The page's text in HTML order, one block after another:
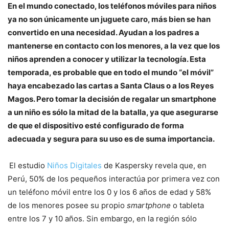
En el mundo conectado, los teléfonos móviles para niños
ya no son únicamente un juguete caro, más bien se han
convertido en una necesidad. Ayudan a los padres a
mantenerse en contacto con los menores, a la vez que los
niños aprenden a conocer y utilizar la tecnología. Esta
temporada, es probable que en todo el mundo “el móvil”
haya encabezado las cartas a Santa Claus o a los Reyes
Magos. Pero tomar la decisión de regalar un smartphone
a un niño es sólo la mitad de la batalla, ya que asegurarse
de que el dispositivo esté configurado de forma
adecuada y segura para su uso es de suma importancia.
El estudio Niños Digitales de Kaspersky revela que, en
Perú, 50% de los pequeños interactúa por primera vez con
un teléfono móvil entre los 0 y los 6 años de edad y 58%
de los menores posee su propio smartphone o tableta
entre los 7 y 10 años. Sin embargo, en la región sólo